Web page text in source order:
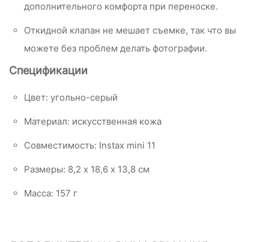
дополнительного комфорта при переноске.
Откидной клапан не мешает съемке, так что вы
можете без проблем делать фотографии.
Спецификации
Цвет: угольно-серый
Материал: искусственная кожа
Совместимость: Instax mini 11
Размеры: 8,2 х 18,6 х 13,8 см
Масса: 157 г